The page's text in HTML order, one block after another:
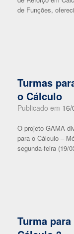
de Funções,
Turmas
o Cálculo
Publicado em 16/
O projeto GAMA
para o Cálculo –
segunda-feira (19/
Turma